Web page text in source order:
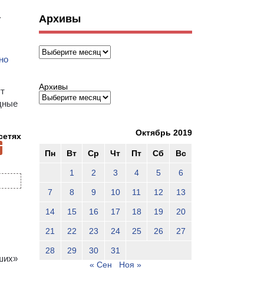
Архивы
Архивы
Архивы
Октябрь 2019
Пн Вт Ср Чт Пт Сб Вс
1 2 3 4 5 6
7 8 9 10 11 12 13
14 15 16 17 18 19 20
21 22 23 24 25 26 27
28 29 30
31
« Сен
Ноя »